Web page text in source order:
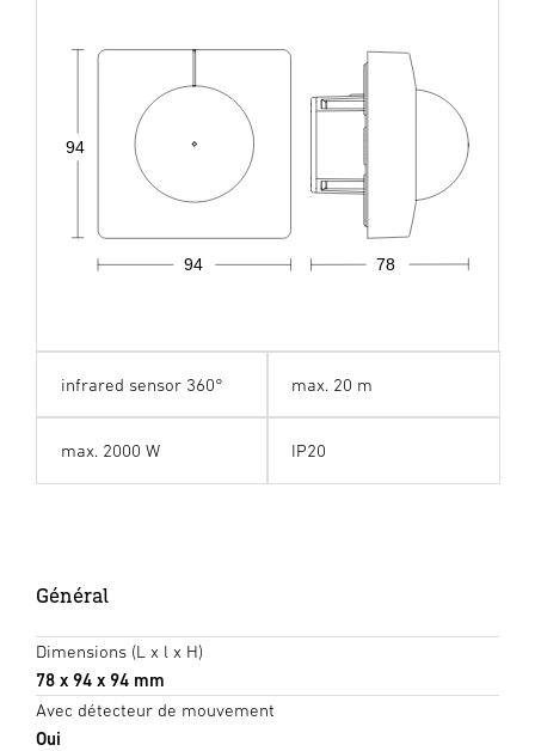
78
94
94
infrared sensor 360° max. 20 m
max. 2000 W IP20
Général
Dimensions (L x l x H)
78 x 94 x 94 mm
Avec détecteur de mouvement
Oui